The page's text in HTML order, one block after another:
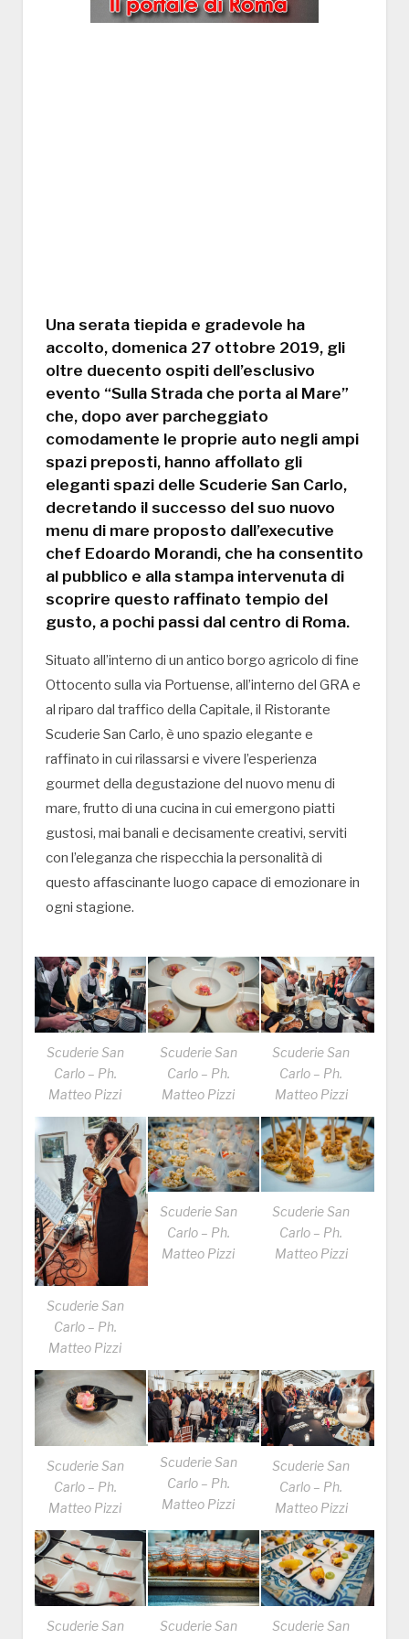
Una serata tiepida e gradevole ha
accolto, domenica 27 ottobre 2019, gli
oltre duecento ospiti dell’esclusivo
evento “Sulla Strada che porta al Mare”
che, dopo aver parcheggiato
comodamente le proprie auto negli ampi
spazi preposti, hanno affollato gli
eleganti spazi delle Scuderie San Carlo,
decretando il successo del suo nuovo
menu di mare proposto dall’executive
chef Edoardo Morandi, che ha consentito
al pubblico e alla stampa intervenuta di
scoprire questo raffinato tempio del
gusto, a pochi passi dal centro di Roma.
Situato all’interno di un antico borgo agricolo di fine
Ottocento sulla via Portuense, all’interno del GRA e
al riparo dal traffico della Capitale, il Ristorante
Scuderie San Carlo, è uno spazio elegante e
raffinato in cui rilassarsi e vivere l’esperienza
gourmet della degustazione del nuovo menu di
mare, frutto di una cucina in cui emergono piatti
gustosi, mai banali e decisamente creativi, serviti
con l’eleganza che rispecchia la personalità di
questo affascinante luogo capace di emozionare in
ogni stagione.
Scuderie San
Carlo – Ph.
Matteo Pizzi
Scuderie San
Carlo – Ph.
Matteo Pizzi
Scuderie San
Carlo – Ph.
Matteo Pizzi
Scuderie San
Carlo – Ph.
Matteo Pizzi
Scuderie San
Carlo – Ph.
Matteo Pizzi
Scuderie San
Carlo – Ph.
Matteo Pizzi
Scuderie San
Carlo – Ph.
Matteo Pizzi
Scuderie San
Carlo – Ph.
Matteo Pizzi
Scuderie San
Carlo – Ph.
Matteo Pizzi
Scuderie San Scuderie San Scuderie San